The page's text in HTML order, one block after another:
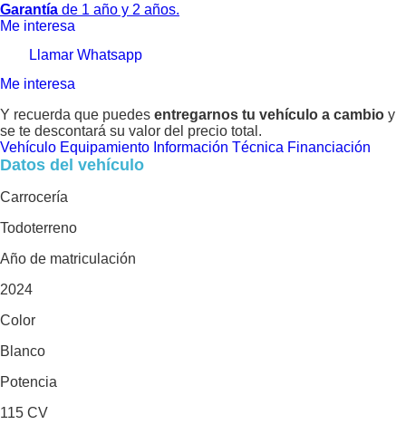
Garantía de 1 año y 2 años.
Me interesa
Llamar Whatsapp
Me interesa
Y recuerda que puedes entregarnos tu vehículo a cambio y
se te descontará su valor del precio total.
Vehículo Equipamiento Información Técnica Financiación
Datos del vehículo
Carrocería
Todoterreno
Año de matriculación
2024
Color
Blanco
Potencia
115 CV